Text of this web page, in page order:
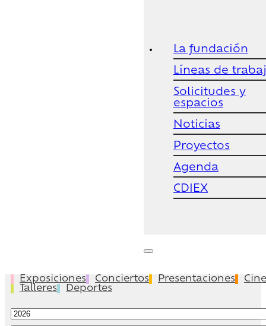
La fundación
Líneas de
Solicitudes y
espacios
Noticias
Proyectos
Agenda
CDIEX
Exposiciones Conciertos Presentaciones
Cine
Talleres
Deportes